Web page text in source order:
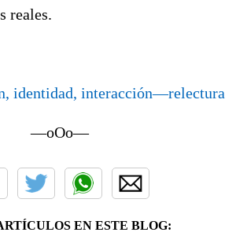
reales.
identidad, interacción—relectura
—oOo—
EN ESTE BLOG: